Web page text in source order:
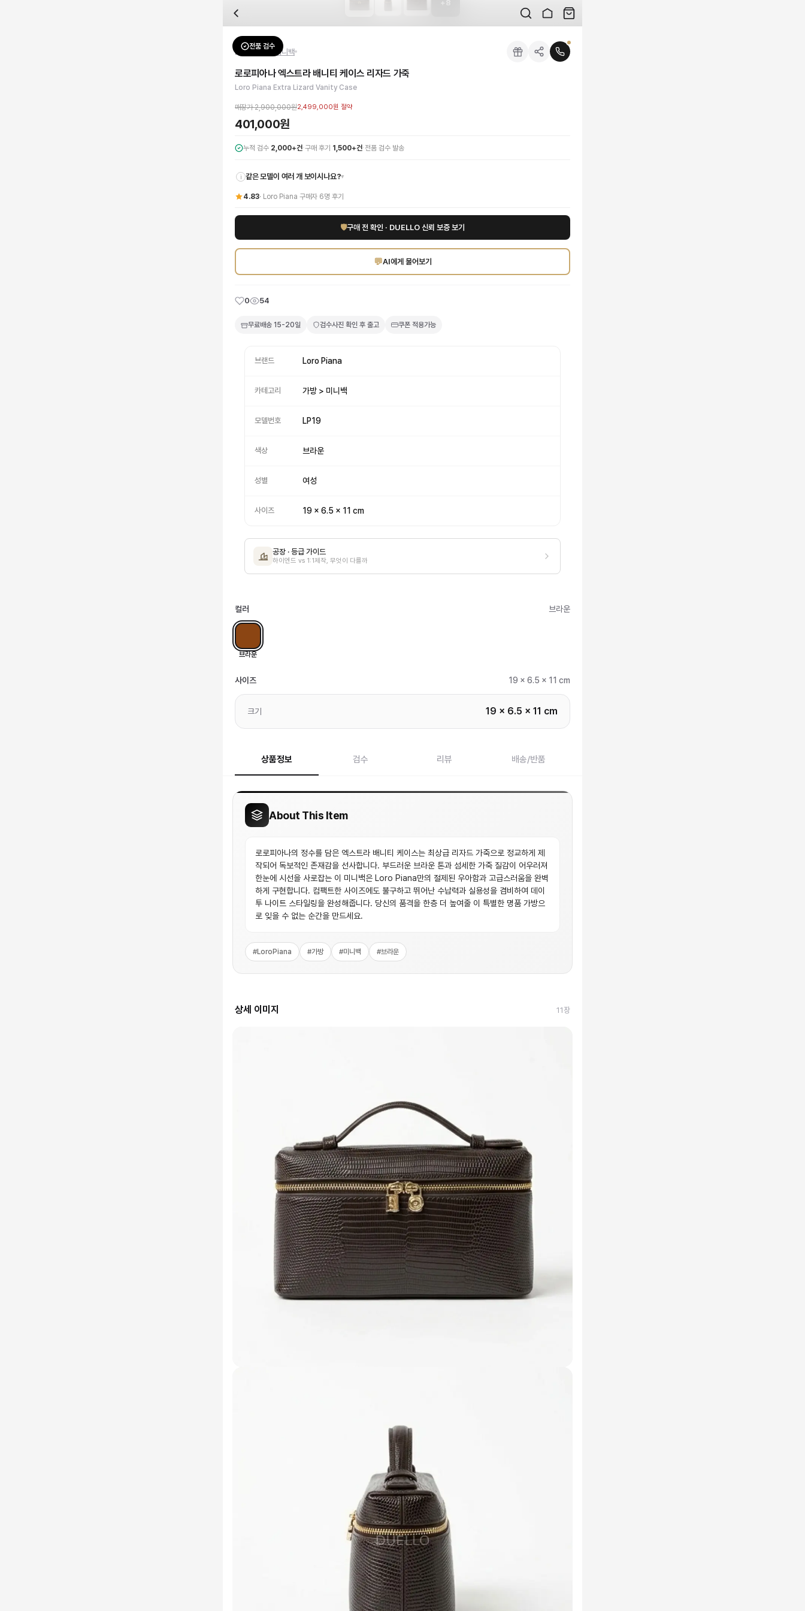
전문 스태프가 실물 상품을 직접 확인한 후 검수 사진을 제공합니다. 가죽 재질, 로고 각인, 스티치 간격, 하드웨어 색상, 내부 마감을 확인하며, 상품당 평균 4~8장의 검수 사진을 받아보실 수 있습니다.
수령 후 7일 이내 신청하시면 상품 하자, 사이즈 불일치, 고객 변심 모두 교환·반품이 가능합니다. 고객 변심 시 반품 배송비는 고객 부담이며, 상품 하자 시에는 무료입니다.
네, 쿠폰과 적립금을 결제 시 함께 사용하실 수 있습니다. 적립금은 1,000원 이상부터 사용 가능합니다.
로로피아나의 정수를 담은 엑스트라 배니티 케이스는 최상급 리자드 가죽으로 정교하게 제작되어 독보적인 존재감을 선사합니다. 부드러운 브라운 톤과 섬세한 가죽 질감이 어우러져 한눈에 시선을 사로잡는 이 미니백은 Loro Piana만의 절제된
을 DUELLO에서 만나보세요. 고퀄리티 하이엔드 인증 상품. 무료배송.
8
전품 검수
Loro Piana 미니백
로로피아나 엑스트라 배니티 케이스 리자드 가죽
Loro Piana Extra Lizard Vanity Case
매장가2,900,000원2,499,000원 절약
401,000원
누적 검수 2,000+건·구매 후기 1,500+건· 전품 검수 발송
i 같은 모델이 여러 개 보이시나요?▾
4.83· Loro Piana 구매자 6명 후기
🛡구매 전 확인 · DUELLO 신뢰 보증 보기
💬AI에게 물어보기
0 54
무료배송 15-20일 검수사진 확인 후 출고 쿠폰 적용가능
브랜드 Loro Piana
카테고리 가방 > 미니백
모델번호 LP19
색상 브라운
성별 여성
사이즈 19 x 6.5 x 11 cm
공장 · 등급 가이드
하이엔드 vs 1:1제작, 무엇이 다를까
컬러 브라운
브라운
사이즈 19 x 6.5 x 11 cm
크기 19 x 6.5 x 11 cm
상품정보 검수 리뷰 배송/반품
About This Item
로로피아나의 정수를 담은 엑스트라 배니티 케이스는 최상급 리자드 가죽으로 정교하게 제
작되어 독보적인 존재감을 선사합니다. 부드러운 브라운 톤과 섬세한 가죽 질감이 어우러져
한눈에 시선을 사로잡는 이 미니백은 Loro Piana만의 절제된 우아함과 고급스러움을 완벽
하게 구현합니다. 컴팩트한 사이즈에도 불구하고 뛰어난 수납력과 실용성을 겸비하여 데이
투 나이트 스타일링을 완성해줍니다. 당신의 품격을 한층 더 높여줄 이 특별한 명품 가방으
로 잊을 수 없는 순간을 만드세요.
#LoroPiana #가방 #미니백 #브라운
상세 이미지 11 장